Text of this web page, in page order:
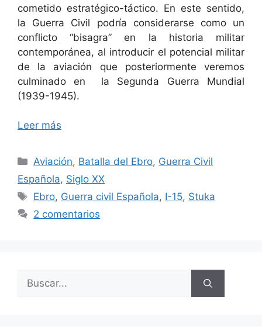
cometido estratégico-táctico. En este sentido,
la Guerra Civil podría considerarse como un
conflicto “bisagra” en la historia militar
contemporánea, al introducir el potencial militar
de la aviación que posteriormente veremos
culminado en la Segunda Guerra Mundial
(1939-1945).
Leer más
Categorías
Aviación, Batalla del Ebro, Guerra Civil
Española, Siglo XX
Etiquetas
Ebro, Guerra civil Española, I-15, Stuka
2 comentarios
Buscar: